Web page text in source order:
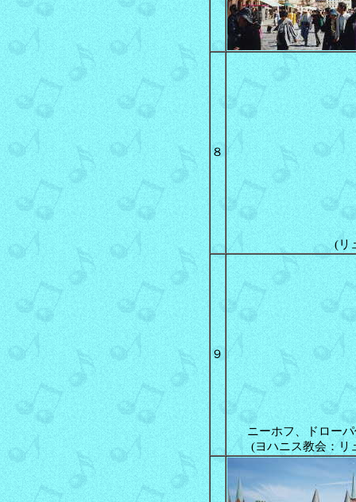
８
(リ
９
ニーホフ、ドロー
(ヨハニス教会：リ